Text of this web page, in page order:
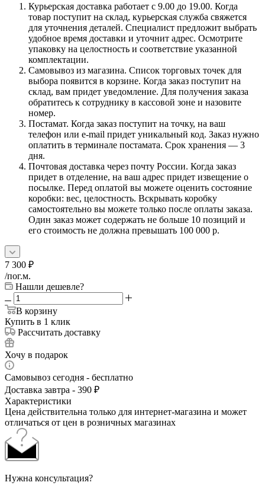
Курьерская доставка работает с 9.00 до 19.00. Когда
товар поступит на склад, курьерская служба свяжется
для уточнения деталей. Специалист предложит выбрать
удобное время доставки и уточнит адрес. Осмотрите
упаковку на целостность и соответствие указанной
комплектации.
Самовывоз из магазина. Список торговых точек для
выбора появится в корзине. Когда заказ поступит на
склад, вам придет уведомление. Для получения заказа
обратитесь к сотруднику в кассовой зоне и назовите
номер.
Постамат. Когда заказ поступит на точку, на ваш
телефон или e-mail придет уникальный код. Заказ нужно
оплатить в терминале постамата. Срок хранения — 3
дня.
Почтовая доставка через почту России. Когда заказ
придет в отделение, на ваш адрес придет извещение о
посылке. Перед оплатой вы можете оценить состояние
коробки: вес, целостность. Вскрывать коробку
самостоятельно вы можете только после оплаты заказа.
Один заказ может содержать не больше 10 позиций и
его стоимость не должна превышать 100 000 р.
7 300 ₽
/пог.м.
Нашли дешевле?
В корзину
Купить в 1 клик
Рассчитать доставку
Хочу в подарок
Самовывоз сегодня - бесплатно
Доставка завтра - 390 ₽
Характеристики
Цена действительна только для интернет-магазина и может
отличаться от цен в розничных магазинах
Нужна консультация?